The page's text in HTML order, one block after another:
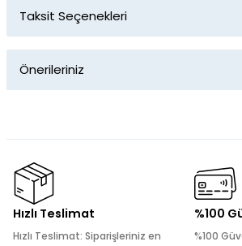
Taksit Seçenekleri
Önerileriniz
kullanarak tarafımıza iletebilirsiniz.
Görüş ve önerileriniz için teşekkür ederiz.
Ürün resmi kalitesiz, bozuk veya
Hızlı Teslimat
Hızlı Teslimat: Siparişleriniz en
%100
%100